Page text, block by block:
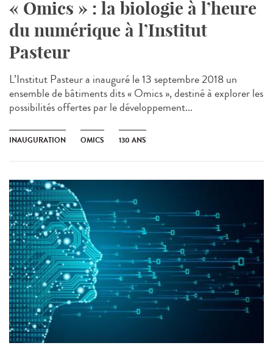
« Omics » : la biologie à l’heure
du numérique à l’Institut
Pasteur
L’Institut Pasteur a inauguré le 13 septembre 2018 un
ensemble de bâtiments dits « Omics », destiné à explorer les
possibilités offertes par le développement...
INAUGURATION OMICS 130 ANS